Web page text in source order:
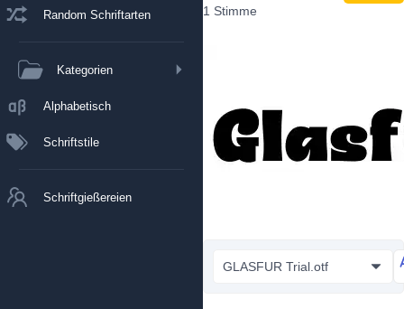
Random Schriftarten
Kategorien
Alphabetisch
Schriftstile
Schriftgießereien
1 Stimme
GLASFUR Trial.otf